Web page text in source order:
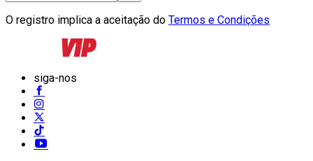
O registro implica a aceitação do Termos e Condições
siga-nos